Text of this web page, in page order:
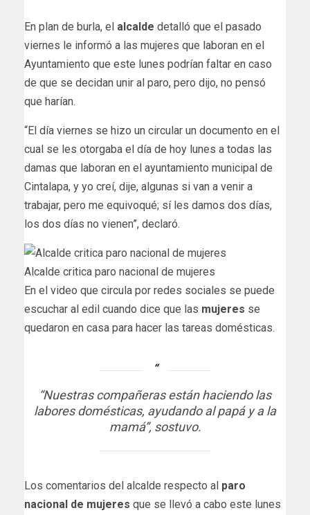
En plan de burla, el alcalde detalló que el pasado
viernes le informó a las mujeres que laboran en el
Ayuntamiento que este lunes podrían faltar en caso
de que se decidan unir al paro, pero dijo, no pensó
que harían.
“El día viernes se hizo un circular un documento en el
cual se les otorgaba el día de hoy lunes a todas las
damas que laboran en el ayuntamiento municipal de
Cintalapa, y yo creí, dije, algunas si van a venir a
trabajar, pero me equivoqué; sí les damos dos días,
los dos días no vienen”, declaró.
Alcalde critica paro nacional de mujeres
En el video que circula por redes sociales se puede
escuchar al edil cuando dice que las mujeres se
quedaron en casa para hacer las tareas domésticas.
“Nuestras compañeras están haciendo las
labores domésticas, ayudando al papá y a la
mamá”, sostuvo.
Los comentarios del alcalde respecto al paro
nacional de mujeres que se llevó a cabo este lunes